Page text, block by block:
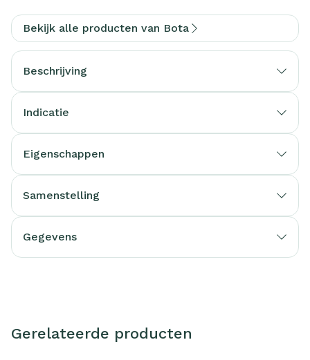
Bekijk alle producten van Bota
Beschrijving
Indicatie
Eigenschappen
Samenstelling
Gegevens
Gerelateerde producten